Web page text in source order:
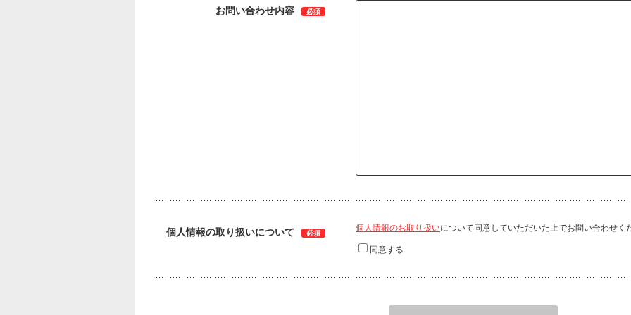
お問い合わせ内容 必須
個人情報の取り扱いについて 必須
個人情報のお取り扱いについて同意していただいた上でお問い合わせく
同意する